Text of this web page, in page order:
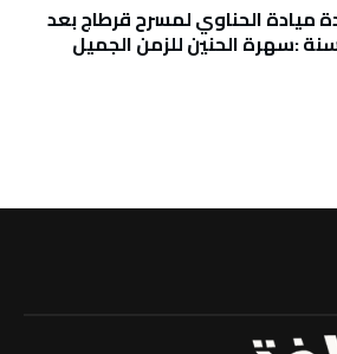
ميادة الحناوي لمسرح قرطاج بعد